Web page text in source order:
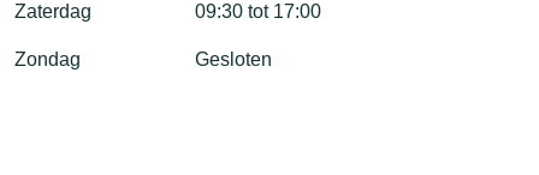
Zaterdag 09:30 tot 17:00
Zondag Gesloten